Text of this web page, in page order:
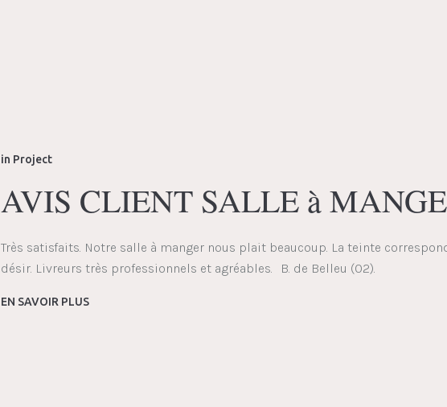
in Project
AVIS CLIENT SALLE à
Très satisfaits. Notre salle à manger nous plait beaucoup. La teinte
désir. Livreurs très professionnels et agréables. B. de Belleu (02).
EN SAVOIR PLUS